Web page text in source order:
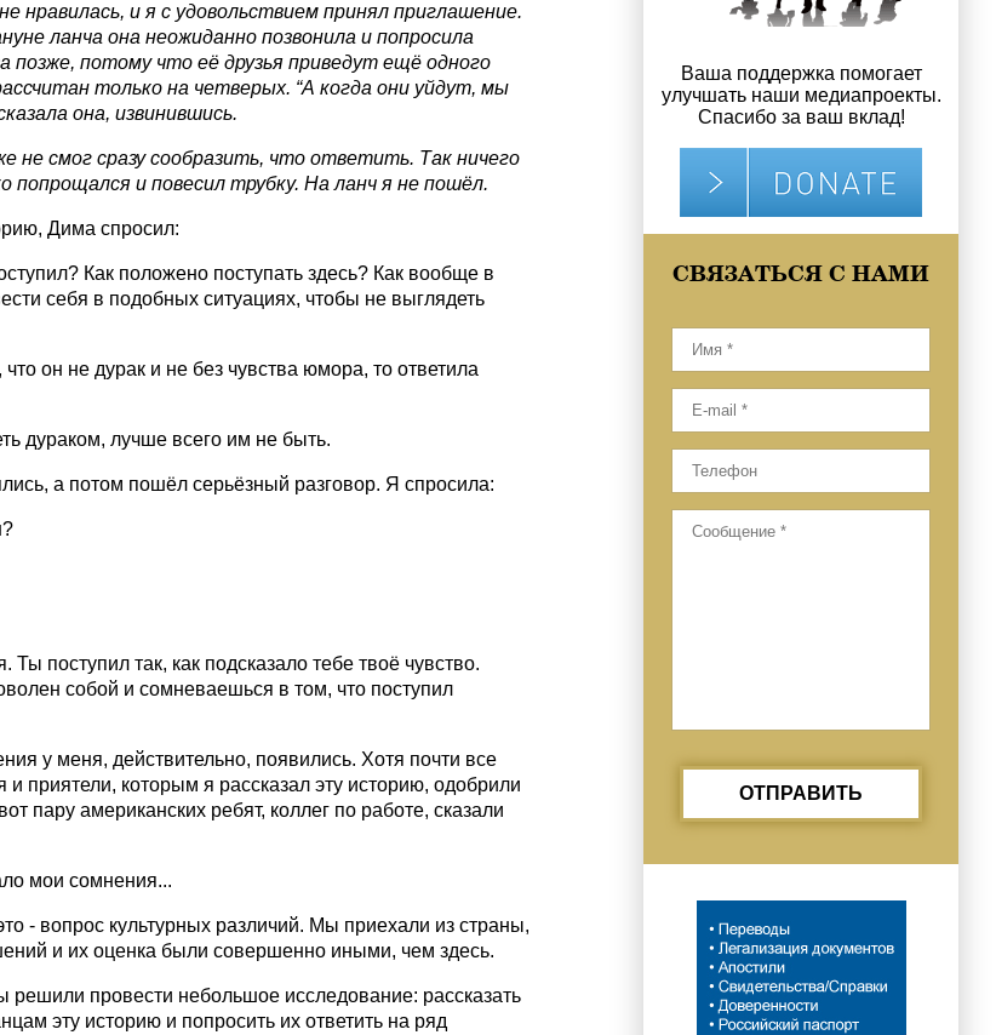
нравилась, и я с удовольствием принял приглашение.
ланча она неожиданно позвонила и попросила
позже, потому что её друзья приведут ещё одного
только на четверых. “А когда они уйдут, мы
она, извинившись.
не смог сразу сообразить, что ответить. Так ничего
попрощался и повесил трубку. На ланч я не пошёл.
Дима спросил:
Как положено поступать здесь? Как вообще в
себя в подобных ситуациях, чтобы не выглядеть
что он не дурак и не без чувства юмора, то ответила
дураком, лучше всего им не быть.
а потом пошёл серьёзный разговор. Я спросила:
Ты поступил так, как подсказало тебе твоё чувство.
собой и сомневаешься в том, что поступил
у меня, действительно, появились. Хотя почти все
и приятели, которым я рассказал эту историю, одобрили
пару американских ребят, коллег по работе, сказали
мои сомнения...
- вопрос культурных различий. Мы приехали из страны,
и их оценка были совершенно иными, чем здесь.
провести небольшое исследование: рассказать
эту историю и попросить их ответить на ряд
Ваша поддержка помогает
улучшать наши медиапроекты.
Спасибо за ваш вклад!
СВЯЗАТЬСЯ С НАМИ
ОТПРАВИТЬ